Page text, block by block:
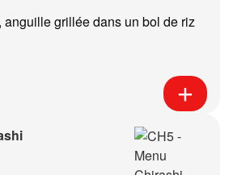
anguille grillée dans un bol de riz